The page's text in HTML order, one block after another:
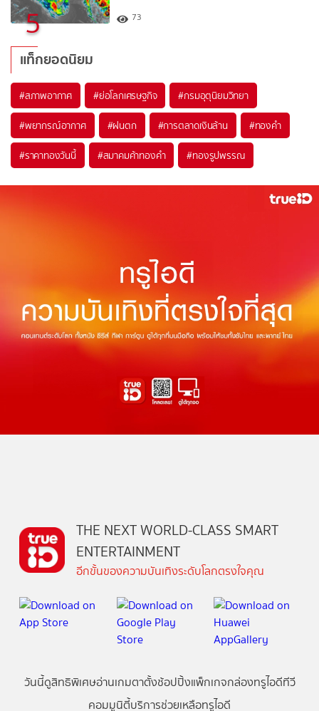
5 73
แท็กยอดนิยม
#สภาพอากาศ #ย่อโลกเศรษฐกิจ #กรมอุตุนิยมวิทยา
#พยากรณ์อากาศ #ฝนตก #การตลาดเงินล้าน #ทองคำ
#ราคาทองวันนี้ #สมาคมค้าทองคำ #ทองรูปพรรณ
THE NEXT WORLD-CLASS SMART
ENTERTAINMENT
อีกขั้นของความบันเทิงระดับโลกตรงใจคุณ
วันนี้ดูสิทธิพิเศษอ่านเกมตาตั้งช้อปปิ้งแพ็กเกจกล่องทรูไอดีทีวี
คอมมูนิตี้บริการช่วยเหลือทรูไอดี